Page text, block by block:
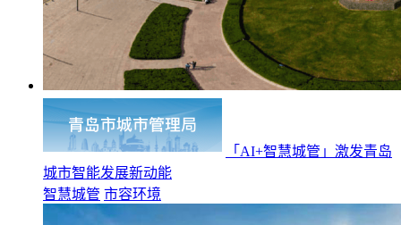
「AI+智慧城管」激发青岛
城市智能发展新动能
智慧城管 市容环境